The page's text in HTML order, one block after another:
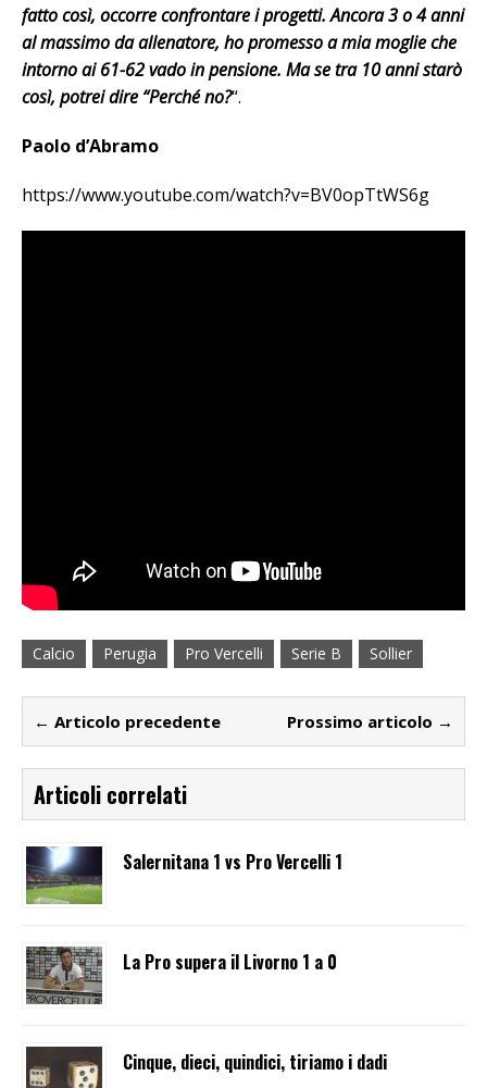
fatto così, occorre confrontare i progetti. Ancora 3 o 4 anni
al massimo da allenatore, ho promesso a mia moglie che
intorno ai 61-62 vado in pensione. Ma se tra 10 anni starò
così, potrei dire “Perché no?“.
Paolo d’Abramo
https://www.youtube.com/watch?v=BV0opTtWS6g
Calcio Perugia Pro Vercelli Serie B Sollier
← Articolo precedente Prossimo articolo →
Articoli correlati
Salernitana 1 vs Pro Vercelli 1
La Pro supera il Livorno 1 a 0
Cinque, dieci, quindici, tiriamo i dadi